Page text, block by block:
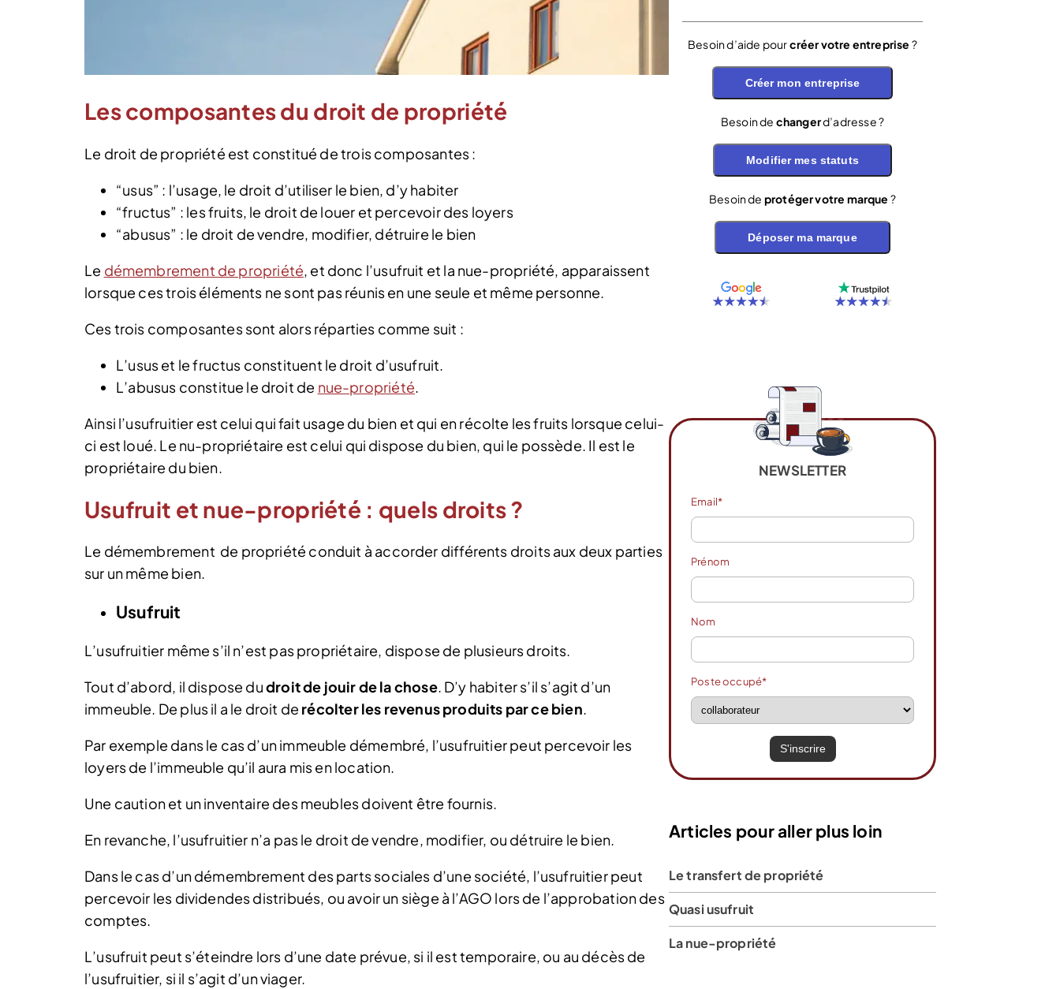
Les composantes du droit de propriété
Le droit de propriété est constitué de trois composantes :
“usus” : l’usage, le droit d’utiliser le bien, d’y habiter
“fructus” : les fruits, le droit de louer et percevoir des loyers
“abusus” : le droit de vendre, modifier, détruire le bien
Le démembrement de propriété, et donc l’usufruit et la nue-propriété, apparaissent
lorsque ces trois éléments ne sont pas réunis en une seule et même personne.
Ces trois composantes sont alors réparties comme suit :
L’usus et le fructus constituent le droit d’usufruit.
L’abusus constitue le droit de nue-propriété.
Ainsi l’usufruitier est celui qui fait usage du bien et qui en récolte les fruits lorsque celui-
ci est loué. Le nu-propriétaire est celui qui dispose du bien, qui le possède. Il est le
propriétaire du bien.
Usufruit et nue-propriété : quels droits ?
Le démembrement de propriété conduit à accorder différents droits aux deux parties
sur un même bien.
Usufruit
L’usufruitier même s’il n’est pas propriétaire, dispose de plusieurs droits.
Tout d’abord, il dispose dudroit de jouir de la chose. D’y habiter s’il s’agit d’un
immeuble. De plus il a le droit de récolter les revenus produits par ce bien.
Par exemple dans le cas d’un immeuble démembré, l’usufruitier peut percevoir les
loyers de l’immeuble qu’il aura mis en location.
Une caution et un inventaire des meubles doivent être fournis.
En revanche, l’usufruitier n’a pas le droit de vendre, modifier, ou détruire le bien.
Dans le cas d’un démembrement des parts sociales d’une société, l’usufruitier peut
percevoir les dividendes distribués, ou avoir un siège à l’AGO lors de l’approbation des
comptes.
L’usufruit peut s’éteindre lors d’une date prévue, si il est temporaire, ou au décès de
l’usufruitier, si il s’agit d’un viager.
Besoin d’aide pourcréer votre entreprise ?
Créer mon entreprise
Besoin de changerd’adresse ?
Modifier mes statuts
Besoin de protéger votre marque ?
Déposer ma marque
NEWSLETTER
Email*
Prénom
Nom
Poste occupé*
Articles pour aller plus loin
Le transfert de propriété
Quasi usufruit
La nue-propriété